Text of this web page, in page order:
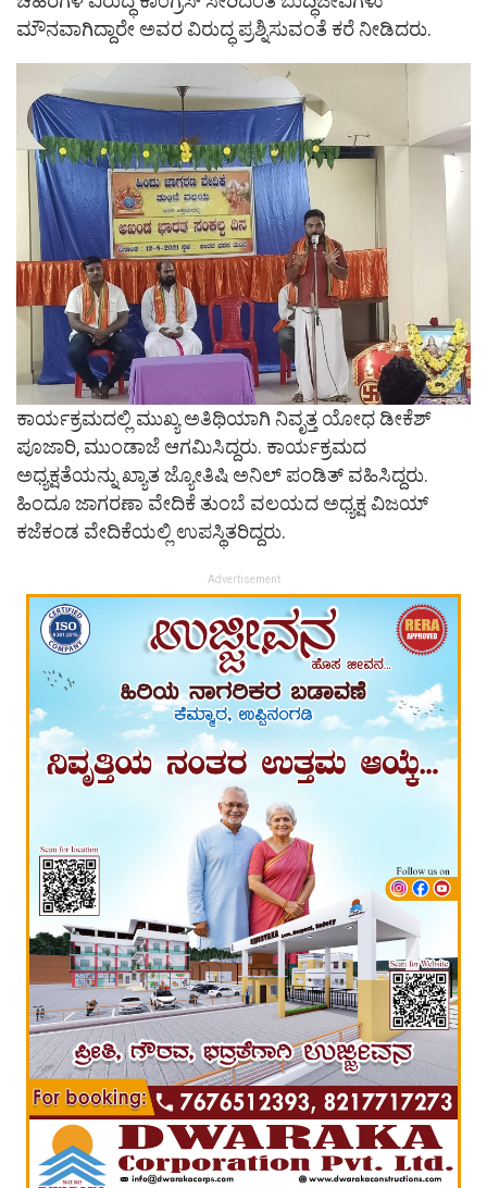
ಮೌನವಾಗಿದ್ದಾರೇ ಅವರ ವಿರುದ್ಧ ಪ್ರಶ್ನಿಸುವಂತೆ ಕರೆ ನೀಡಿದರು.
ಕಾರ್ಯಕ್ರಮದಲ್ಲಿ ಮುಖ್ಯ ಅತಿಥಿಯಾಗಿ ನಿವೃತ್ತ ಯೋಧ ಡೀಕೆಶ್
ಪೂಜಾರಿ, ಮುಂಡಾಜೆ ಆಗಮಿಸಿದ್ದರು. ಕಾರ್ಯಕ್ರಮದ
ಅಧ್ಯಕ್ಷತೆಯನ್ನು ಖ್ಯಾತ ಜ್ಯೋತಿಷಿ ಅನಿಲ್ ಪಂಡಿತ್ ವಹಿಸಿದ್ದರು.
ಹಿಂದೂ ಜಾಗರಣಾ ವೇದಿಕೆ ತುಂಬೆ ವಲಯದ ಅಧ್ಯಕ್ಷ ವಿಜಯ್
ಕಜೆಕಂಡ ವೇದಿಕೆಯಲ್ಲಿ ಉಪಸ್ಥಿತರಿದ್ದರು.
Advertisement